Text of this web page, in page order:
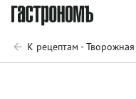
К рецептам - Творожная